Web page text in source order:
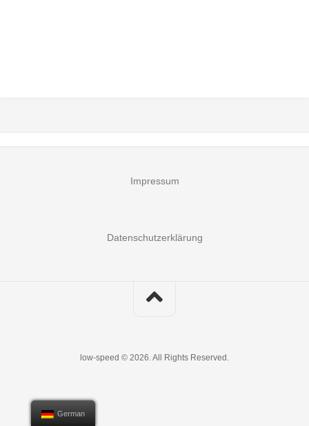
Impressum
Datenschutzerklärung
low-speed © 2026. All Rights Reserved.
German